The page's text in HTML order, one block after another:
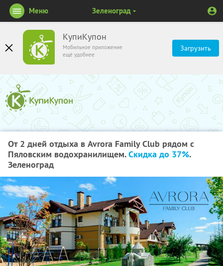
КупиКупон
Мобильное приложение
ещё удобнее
Загрузить
Меню Зеленоград
От 2 дней отдыха в Avrora Family Club рядом с
Пяловским водохранилищем.Скидка до 37%.
Зеленоград